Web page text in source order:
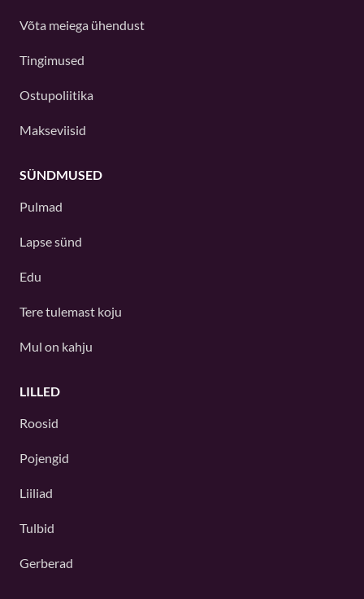
Võta meiega ühendust
Tingimused
Ostupoliitika
Makseviisid
SÜNDMUSED
Pulmad
Lapse sünd
Edu
Tere tulemast koju
Mul on kahju
LILLED
Roosid
Pojengid
Liiliad
Tulbid
Gerberad